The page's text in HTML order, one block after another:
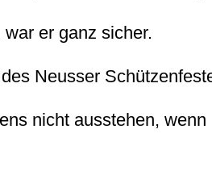
er ganz sicher.
Neusser
nicht ausstehen, wenn